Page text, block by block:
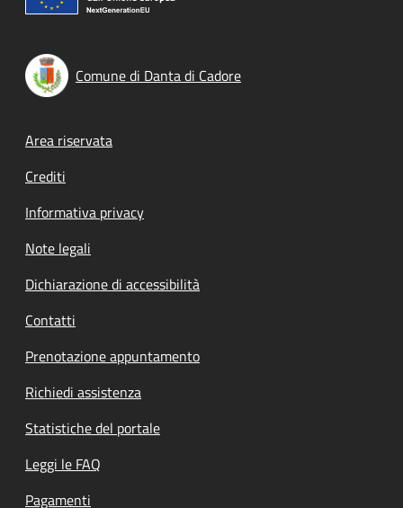
Comune di Danta di Cadore
Footer menu
Area riservata
Crediti
Informativa privacy
Note legali
Dichiarazione di accessibilità
Contatti
Prenotazione appuntamento
Richiedi assistenza
Statistiche del portale
Leggi le FAQ
Pagamenti